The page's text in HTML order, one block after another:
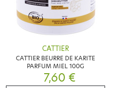
CATTIER
CATTIER BEURRE DE KARITE
PARFUM MIEL 100G
7,60 €